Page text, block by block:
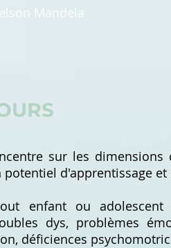
Mandela
sur les dimensions
potentiel d'apprentissage
enfant ou
dys, problèmes
déficiences